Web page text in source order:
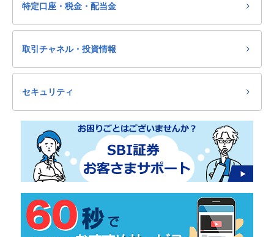
特定口座・税金・配当金
取引チャネル・投資情報
セキュリティ